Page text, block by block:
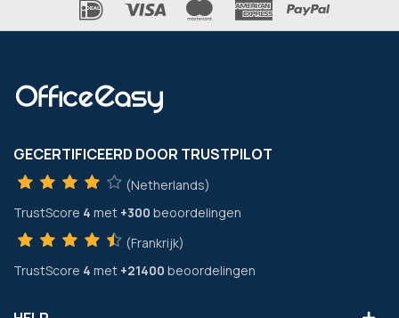
GECERTIFICEERD DOOR TRUSTPILOT
(Netherlands)
TrustScore 4 met +300 beoordelingen
(Frankrijk)
TrustScore 4 met +21400 beoordelingen